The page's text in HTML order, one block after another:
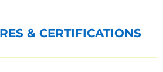
& CERTIFICATIONS